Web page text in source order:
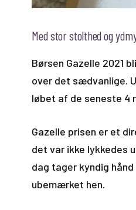
Med stor stolthed og
Børsen Gazelle 2021
over det sædvanlige.
løbet af de seneste 4
Gazelle prisen er et
det var ikke lykkedes
dag tager kyndig
ubemærket hen.